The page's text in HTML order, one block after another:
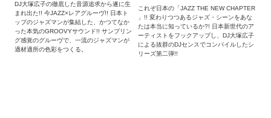
DJ大塚広子の徹底した音源追求から遂に生
まれ出た!! 今JAZZ×レアグルーヴ!! 日本ト
ップのジャズマンが集結した、かつてなか
った本気のGROOVYサウンド!! サンプリン
グ感覚のグルーヴで、一流のジャズマンが
適材適所の色彩をつくる。
これぞ日本の「JAZZ THE NEW CHAPTER
」!! 変わりつつあるジャズ・シーンをあな
たは本当に知っているか?! 日本新世代のア
ーティストをフックアップし、DJ大塚広子
による抜群のDJセンスでコンパイルしたシ
リーズ第二弾!!